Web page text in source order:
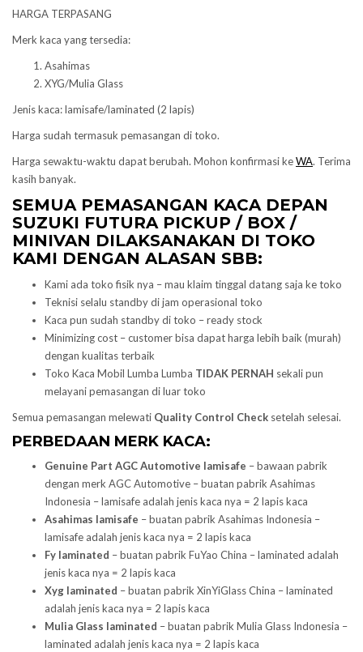
HARGA TERPASANG
Merk kaca yang tersedia:
Asahimas
XYG/Mulia Glass
Jenis kaca: lamisafe/laminated (2 lapis)
Harga sudah termasuk pemasangan di toko.
Harga sewaktu-waktu dapat berubah. Mohon konfirmasi keWA. Terima
kasih banyak.
SEMUA PEMASANGAN KACA DEPAN
SUZUKI FUTURA PICKUP / BOX /
MINIVAN DILAKSANAKAN DI TOKO
KAMI DENGAN ALASAN SBB:
Kami ada toko fisik nya – mau klaim tinggal datang saja ke toko
Teknisi selalu standby di jam operasional toko
Kaca pun sudah standby di toko – ready stock
Minimizing cost – customer bisa dapat harga lebih baik (murah)
dengan kualitas terbaik
Toko Kaca Mobil Lumba Lumba TIDAK PERNAH sekali pun
melayani pemasangan di luar toko
Semua pemasangan melewati Quality Control Check setelah selesai.
PERBEDAAN MERK KACA:
Genuine Part AGC Automotive lamisafe – bawaan pabrik
dengan merk AGC Automotive – buatan pabrik Asahimas
Indonesia – lamisafe adalah jenis kaca nya = 2 lapis kaca
Asahimas lamisafe – buatan pabrik Asahimas Indonesia –
lamisafe adalah jenis kaca nya = 2 lapis kaca
Fy laminated – buatan pabrik FuYao China – laminated adalah
jenis kaca nya = 2 lapis kaca
Xyg laminated – buatan pabrik XinYiGlass China – laminated
adalah jenis kaca nya = 2 lapis kaca
Mulia Glass laminated – buatan pabrik Mulia Glass Indonesia –
laminated adalah jenis kaca nya = 2 lapis kaca